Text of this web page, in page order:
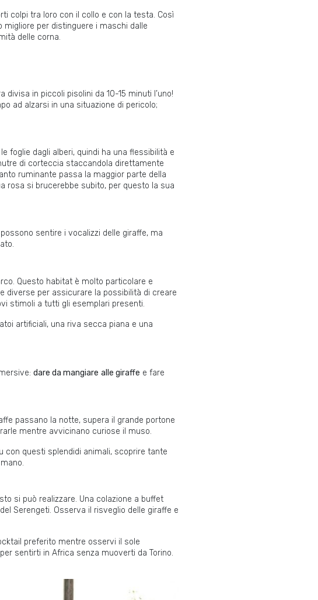
colpi tra loro con il collo e con la testa. Così
per distinguere i maschi dalle
delle corna.
in piccoli pisolini da 10-15 minuti l’uno!
ad alzarsi in una situazione di pericolo;
foglie dagli alberi, quindi ha una flessibilità e
di corteccia staccandola direttamente
ruminante passa la maggior parte della
rosa si brucerebbe subito, per questo la sua
sentire i vocalizzi delle giraffe, ma
Questo habitat è molto particolare e
diverse per assicurare la possibilità di creare
stimoli a tutti gli esemplari presenti.
artificiali, una riva secca piana e una
dare da mangiare alle giraffe e fare
passano la notte, supera il grande portone
mentre avvicinano curiose il muso.
questi splendidi animali, scoprire tante
si può realizzare. Una colazione a buffet
Serengeti. Osserva il risveglio delle giraffe e
preferito mentre osservi il sole
sentirti in Africa senza muoverti da Torino.